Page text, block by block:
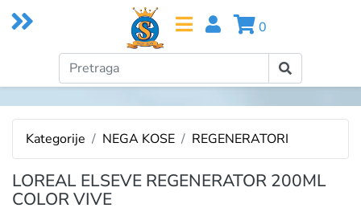
0
Kategorije NEGA KOSE REGENERATORI
LOREAL ELSEVE REGENERATOR 200ML
COLOR VIVE